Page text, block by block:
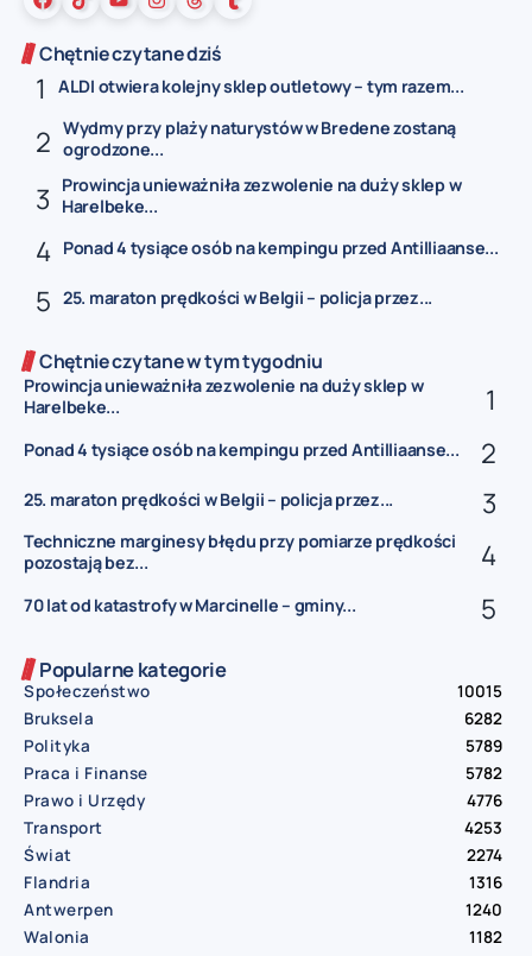
Chętnie czytane dziś
ALDI otwiera kolejny sklep outletowy – tym razem...
Wydmy przy plaży naturystów w Bredene zostaną
ogrodzone...
Prowincja unieważniła zezwolenie na duży sklep w
Harelbeke...
Ponad 4 tysiące osób na kempingu przed Antilliaanse...
25. maraton prędkości w Belgii – policja przez...
Chętnie czytane w tym tygodniu
Prowincja unieważniła zezwolenie na duży sklep w
Harelbeke...
Ponad 4 tysiące osób na kempingu przed Antilliaanse...
25. maraton prędkości w Belgii – policja przez...
Techniczne marginesy błędu przy pomiarze prędkości
pozostają bez...
70 lat od katastrofy w Marcinelle – gminy...
Popularne kategorie
Społeczeństwo
10015
Bruksela
6282
Polityka
5789
Praca i Finanse
5782
Prawo i Urzędy
4776
Transport
4253
Świat
2274
Flandria
1316
Antwerpen
1240
Walonia
1182